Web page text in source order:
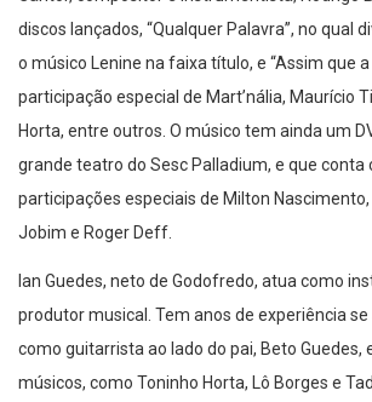
discos lançados, “Qualquer Palavra”, no qual
o músico Lenine na faixa título, e “Assim que
participação especial de Mart’nália, Maurício
Horta, entre outros. O músico tem ainda um
grande teatro do Sesc Palladium, e que conta
participações especiais de Milton Nascimento,
Jobim e Roger Deff.
Ian Guedes, neto de Godofredo, atua como
produtor musical. Tem anos de experiência
como guitarrista ao lado do pai, Beto Guedes,
músicos, como Toninho Horta, Lô Borges e